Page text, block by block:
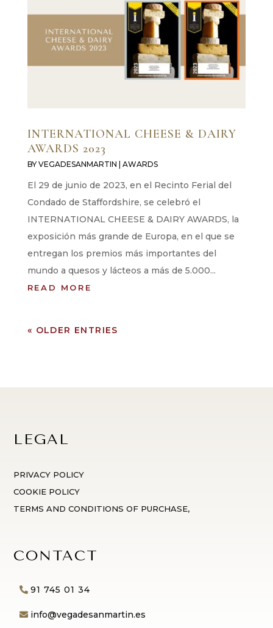
INTERNATIONAL CHEESE & DAIRY
AWARDS 2023
BY VEGADESANMARTIN AWARDS
El 29 de junio de 2023, en el Recinto Ferial del
Condado de Staffordshire, se celebró el
INTERNATIONAL CHEESE & DAIRY AWARDS, la
exposición más grande de Europa, en el que se
entregan los premios más importantes del
mundo a quesos y lácteos a más de 5.000...
READ MORE
« OLDER ENTRIES
LEGAL
PRIVACY POLICY
COOKIE POLICY
TERMS AND CONDITIONS OF PURCHASE,
CONTACT
91 745 01 34
info@vegadesanmartin.es